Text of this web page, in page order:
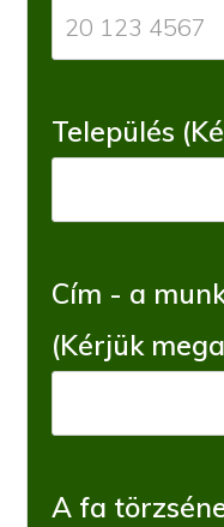
Település
Cím - a
(Kérjük
A fa